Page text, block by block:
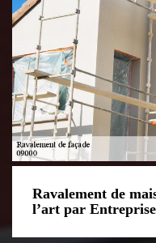
Ravalement de
l’art par